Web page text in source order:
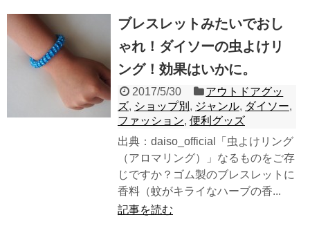
ブレスレットみたいでおし
ゃれ！ダイソーの虫よけリ
ング！効果はいかに。
2017/5/30
アウトドアグッ
ズ, ショップ別 , ジャンル, ダイソー,
ファッション, 便利グッズ
出典：daiso_official「虫よけリング
（アロマリング）」なるものをご存
じですか？ゴム製のブレスレットに
香料（蚊がキライなハーブの香...
記事を読む